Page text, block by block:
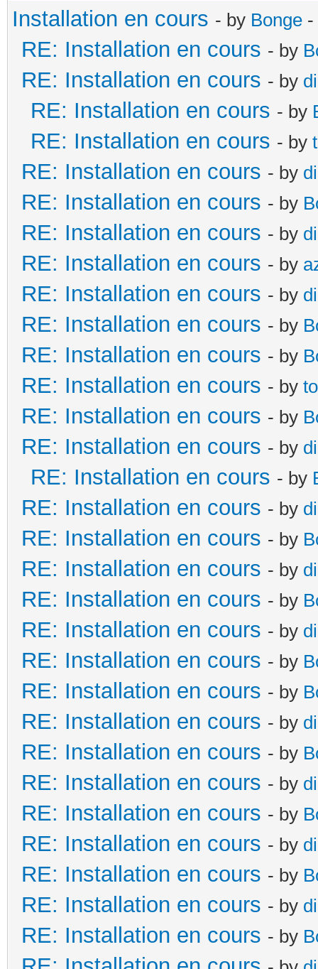
Installation en cours - by Bonge -
RE: Installation en cours - by
RE: Installation en cours - by
RE: Installation en cours - by
RE: Installation en cours - by
RE: Installation en cours - by
RE: Installation en cours - by
RE: Installation en cours - by
RE: Installation en cours - by
RE: Installation en cours - by
RE: Installation en cours - by
RE: Installation en cours - by
RE: Installation en cours - by
RE: Installation en cours - by
RE: Installation en cours - by
RE: Installation en cours - by
RE: Installation en cours - by
RE: Installation en cours - by
RE: Installation en cours - by
RE: Installation en cours - by
RE: Installation en cours - by
RE: Installation en cours - by
RE: Installation en cours - by
RE: Installation en cours - by
RE: Installation en cours - by
RE: Installation en cours - by
RE: Installation en cours - by
RE: Installation en cours - by
RE: Installation en cours - by
RE: Installation en cours - by
RE: Installation en cours - by